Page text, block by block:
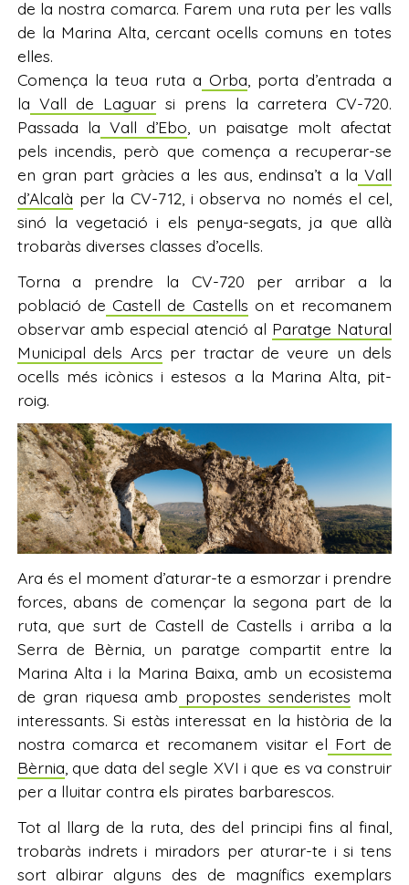
de la nostra comarca. Farem una ruta per les valls
de la Marina Alta, cercant ocells comuns en totes
elles.
Comença la teua ruta a Orba , porta d’entrada a
la Vall de Laguarsi prens la carretera CV-720.
Passada la Vall d’Ebo , un paisatge molt afectat
pels incendis, però que comença a recuperar-se
en gran part gràcies a les aus, endinsa’t a la Vall
d’Alcalà per la CV-712, i observa no només el cel,
sinó la vegetació i els penya-segats, ja que allà
trobaràs diverses classes d’ocells.
Torna a prendre la CV-720 per arribar a la
població de Castell de Castells on et recomanem
observar amb especial atenció al Paratge Natural
Municipal dels Arcs per tractar de veure un dels
ocells més icònics i estesos a la Marina Alta, pit-
roig.
Ara és el moment d’aturar-te a esmorzar i prendre
forces, abans de començar la segona part de la
ruta, que surt de Castell de Castells i arriba a la
Serra de Bèrnia, un paratge compartit entre la
Marina Alta i la Marina Baixa, amb un ecosistema
de gran riquesa amb propostes senderistes molt
interessants. Si estàs interessat en la història de la
nostra comarca et recomanem visitar el Fort de
Bèrnia , que data del segle XVI i que es va construir
per a lluitar contra els pirates barbarescos.
Tot al llarg de la ruta, des del principi fins al final,
trobaràs indrets i miradors per aturar-te i si tens
sort albirar alguns des de magnífics exemplars